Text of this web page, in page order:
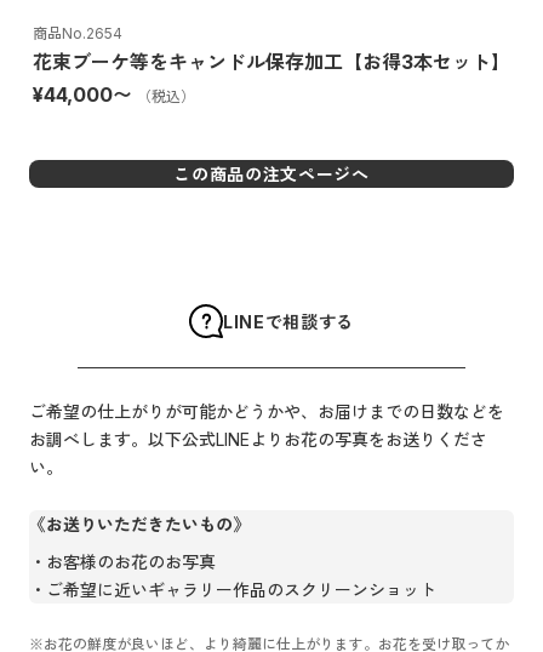
商品No.2654
花束ブーケ等をキャンドル保存加工【お得3本セット】
¥44,000〜 （税込）
この商品の注文ページへ
LINEで相談する
ご希望の仕上がりが可能かどうかや、お届けまでの日数などを
お調べします。以下公式LINEよりお花の写真をお送りくださ
い。
《お送りいただきたいもの》
お客様のお花のお写真
ご希望に近いギャラリー作品のスクリーンショット
※お花の鮮度が良いほど、より綺麗に仕上がります。お花を受け取ってか